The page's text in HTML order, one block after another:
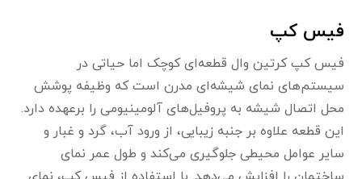
فیس کپ
فیس کپ کرتین وال قطعه‌ای کوچک اما حیاتی در
سیستم‌های نمای شیشه‌ای مدرن است که وظیفه پوشش
محل اتصال شیشه به پروفیل‌های آلومینیومی را برعهده دارد.
این قطعه علاوه بر جنبه زیبایی، از ورود آب، گرد و غبار و
سایر عوامل محیطی جلوگیری می‌کند و طول عمر نمای